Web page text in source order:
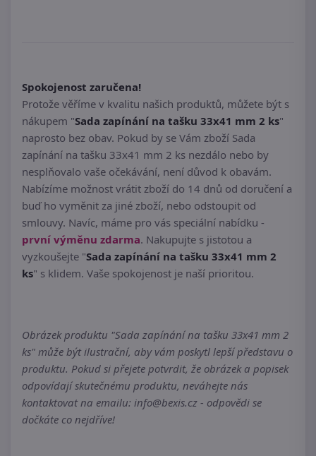
Spokojenost zaručena!
Protože věříme v kvalitu našich produktů, můžete být s
nákupem "Sada zapínání na tašku 33x41 mm 2 ks"
naprosto bez obav. Pokud by se Vám zboží Sada
zapínání na tašku 33x41 mm 2 ks nezdálo nebo by
nesplňovalo vaše očekávání, není důvod k obavám.
Nabízíme možnost vrátit zboží do 14 dnů od doručení a
buď ho vyměnit za jiné zboží, nebo odstoupit od
smlouvy. Navíc, máme pro vás speciální nabídku -
první výměnu zdarma. Nakupujte s jistotou a
vyzkoušejte "Sada zapínání na tašku 33x41 mm 2
ks" s klidem. Vaše spokojenost je naší prioritou.
Obrázek produktu "Sada zapínání na tašku 33x41 mm 2
ks" může být ilustrační, aby vám poskytl lepší představu o
produktu. Pokud si přejete potvrdit, že obrázek a popisek
odpovídají skutečnému produktu, neváhejte nás
kontaktovat na emailu: info@bexis.cz - odpovědi se
dočkáte co nejdříve!